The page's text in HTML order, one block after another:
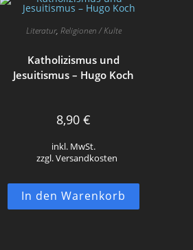
Literatur, Religionen / Kulte
Katholizismus und
Jesuitismus – Hugo Koch
8,90 €
inkl. MwSt.
zzgl. Versandkosten
In den Warenkorb